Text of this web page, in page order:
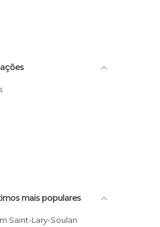
mais populares
Saint-Lary-Soulan